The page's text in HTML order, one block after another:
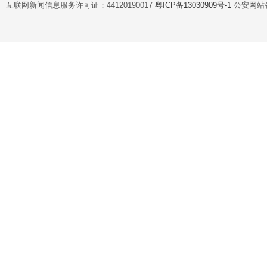
互联网新闻信息服务许可证：44120190017 粤ICP备13030909号-1 公安网站